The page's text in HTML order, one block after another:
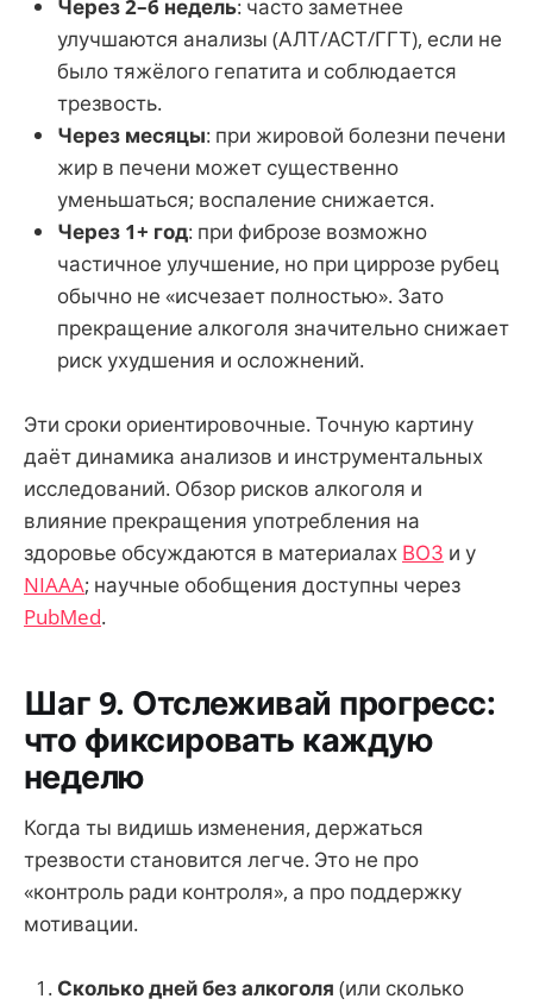
Через 2–6 недель: часто заметнее
улучшаются анализы (АЛТ/АСТ/ГГТ), если не
было тяжёлого гепатита и соблюдается
трезвость.
Через месяцы: при жировой болезни печени
жир в печени может существенно
уменьшаться; воспаление снижается.
Через 1+ год: при фиброзе возможно
частичное улучшение, но при циррозе рубец
обычно не «исчезает полностью». Зато
прекращение алкоголя значительно снижает
риск ухудшения и осложнений.
Эти сроки ориентировочные. Точную картину
даёт динамика анализов и инструментальных
исследований. Обзор рисков алкоголя и
влияние прекращения употребления на
здоровье обсуждаются в материалах ВОЗ и у
NIAAA; научные обобщения доступны через
PubMed.
Шаг 9. Отслеживай прогресс:
что фиксировать каждую
неделю
Когда ты видишь изменения, держаться
трезвости становится легче. Это не про
«контроль ради контроля», а про поддержку
мотивации.
Сколько дней без алкоголя (или сколько